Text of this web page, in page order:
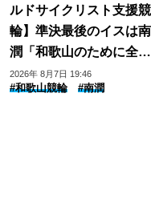
ルドサイクリスト支援競
輪】準決最後のイスは南
潤「和歌山のために全力
で」
2026年 8月7日 19:46
#和歌山競輪 #南潤